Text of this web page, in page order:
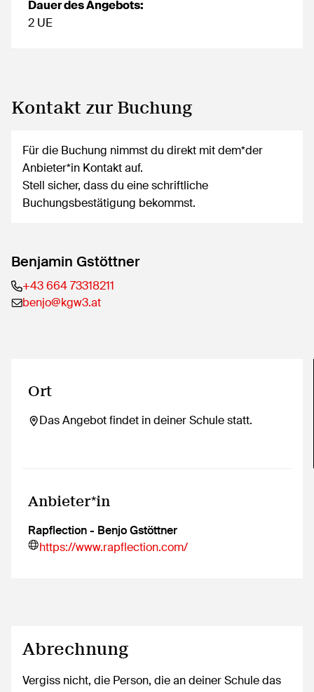
Dauer des Angebots:
2 UE
Kontakt zur Buchung
Für die Buchung nimmst du direkt mit dem*der
Anbieter*in Kontakt auf.
Stell sicher, dass du eine schriftliche
Buchungsbestätigung bekommst.
Benjamin Gstöttner
+43 664 73318211
benjo@kgw3.at
Ort
Das Angebot findet in deiner Schule statt.
Anbieter*in
Rapflection - Benjo Gstöttner
https://www.rapflection.com/
Abrechnung
Vergiss nicht, die Person, die an deiner Schule das